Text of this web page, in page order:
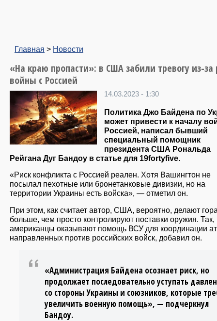
Главная > Новости
«На краю пропасти»: в США забили тревогу из-за
войны с Россией
14.03.2023 - 1:30
Политика Джо Байдена по
может привести к началу
Россией, написал бывший
специальный помощник
президента США Рональда
Рейгана Дуг Бандоу в статье для 19fortyfive.
«Риск конфликта с Россией реален. Хотя Вашингтон не
посылал пехотные или бронетанковые дивизии, но на
территории Украины есть войска», — отметил он.
При этом, как считает автор, США, вероятно, делают
больше, чем просто контролируют поставки оружия. Так,
американцы оказывают помощь ВСУ для координации
направленных против российских войск, добавил он.
«Администрация Байдена осознает риск, но
продолжает последовательно уступать
со стороны Украины и союзников, которые
увеличить военную помощь», — подчеркнул
Бандоу.